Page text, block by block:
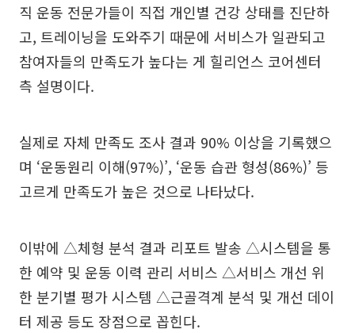
직 운동 전문가들이 직접 개인별 건강 상태를 진단하
고, 트레이닝을 도와주기 때문에 서비스가 일관되고
참여자들의 만족도가 높다는 게 힐리언스 코어센터
측 설명이다.
실제로 자체 만족도 조사 결과 90% 이상을 기록했으
며 ‘운동원리 이해(97%)’, ‘운동 습관 형성(86%)’ 등
고르게 만족도가 높은 것으로 나타났다.
이밖에 △체형 분석 결과 리포트 발송 △시스템을 통
한 예약 및 운동 이력 관리 서비스 △서비스 개선 위
한 분기별 평가 시스템 △근골격계 분석 및 개선 데이
터 제공 등도 장점으로 꼽힌다.